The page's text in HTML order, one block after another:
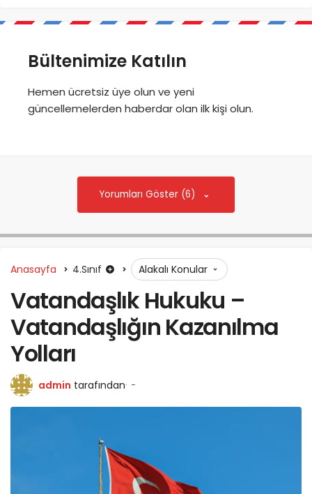
Bültenimize Katılın
Hemen ücretsiz üye olun ve yeni
güncellemelerden haberdar olan ilk kişi olun.
Yorumları Göster (6)
Anasayfa 4.Sınıf Alakalı Konular
Vatandaşlık Hukuku –
Vatandaşlığın Kazanılma
Yolları
admin tarafından -